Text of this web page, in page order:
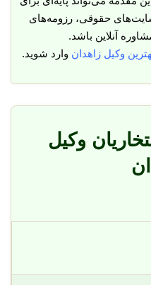
حقوقی، رزومه‌های
آنلاین باشد.
وکیل زاهدان وارد شوید.
وکیل